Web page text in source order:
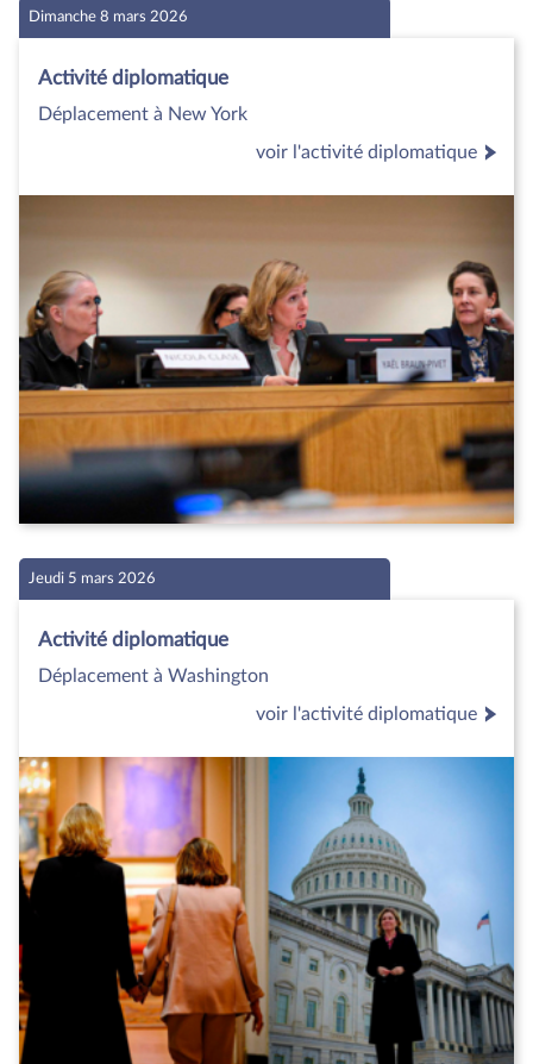
Dimanche 8 mars 2026
Activité diplomatique
Déplacement à New York
voir l'activité diplomatique
Jeudi 5 mars 2026
Activité diplomatique
Déplacement à Washington
voir l'activité diplomatique